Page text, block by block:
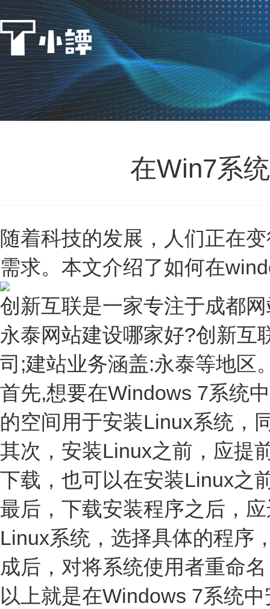
在Win7系
随着科技的发展，人们正在
需求。本文介绍了如何在
创新互联是一家专注于成都
永泰网站建设哪家好?创新互
司;建站业务涵盖:永泰等地区
首先,想要在Windows 7系统
的空间用于安装Linux系统，
其次，安装Linux之前，应提
下载，也可以在安装Linux之
最后，下载安装程序之后，
Linux系统，选择具体的程序
成后，对将系统使用者重命
以上就是在Windows 7系统